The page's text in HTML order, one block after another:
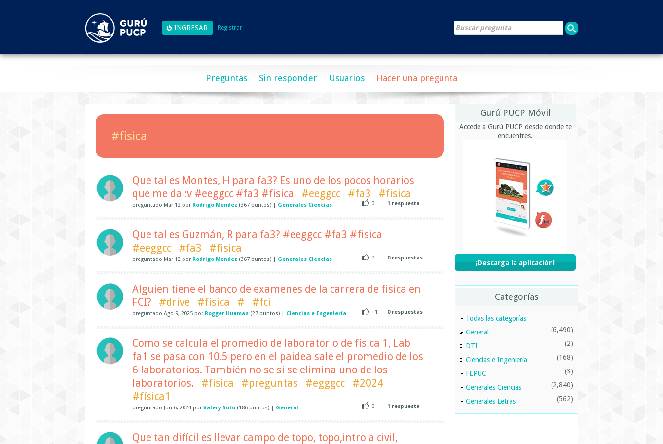
Registrar
Preguntas Sin responder Usuarios Hacer una pregunta
#fisica
Que tal es Montes, H para fa3? Es uno de los pocos horarios
que me da :v #eeggcc #fa3 #fisica
#eeggcc #fa3 #fisica
preguntado Mar 12 por Rodrigo Mendez (367 puntos) Generales Ciencias 0 1 respuesta
Que tal es Guzmán, R para fa3? #eeggcc #fa3 #fisica
#eeggcc
#fa3 #fisica
preguntado Mar 12 por Rodrigo Mendez (367 puntos) Generales Ciencias 0 0respuestas
Alguien tiene el banco de examenes de la carrera de fisica en
FCI?
#drive #fisica # #fci
preguntado Ago 9, 2025 por Rogger Huaman (27 puntos) Ciencias e Ingeniería +1 0respuestas
Como se calcula el promedio de laboratorio de física 1, Lab
fa1 se pasa con 10.5 pero en el paidea sale el promedio de los
6 laboratorios. También no se si se elimina uno de los
laboratorios.
#fisica #preguntas #egggcc
#2024
#física1
preguntado Jun 6, 2024 por Valery Soto (186 puntos) General 0 1 respuesta
Que tan difícil es llevar campo de topo, topo,intro a civil,
Gurú PUCP Móvil
Accede a Gurú PUCP desde donde te
encuentres.
¡Descarga la aplicación!
Categorías
Todas las categorías
General
(6,490)
DTI (2)
Ciencias e Ingeniería (168)
FEPUC (3)
Generales Ciencias (2,840)
Generales Letras (562)